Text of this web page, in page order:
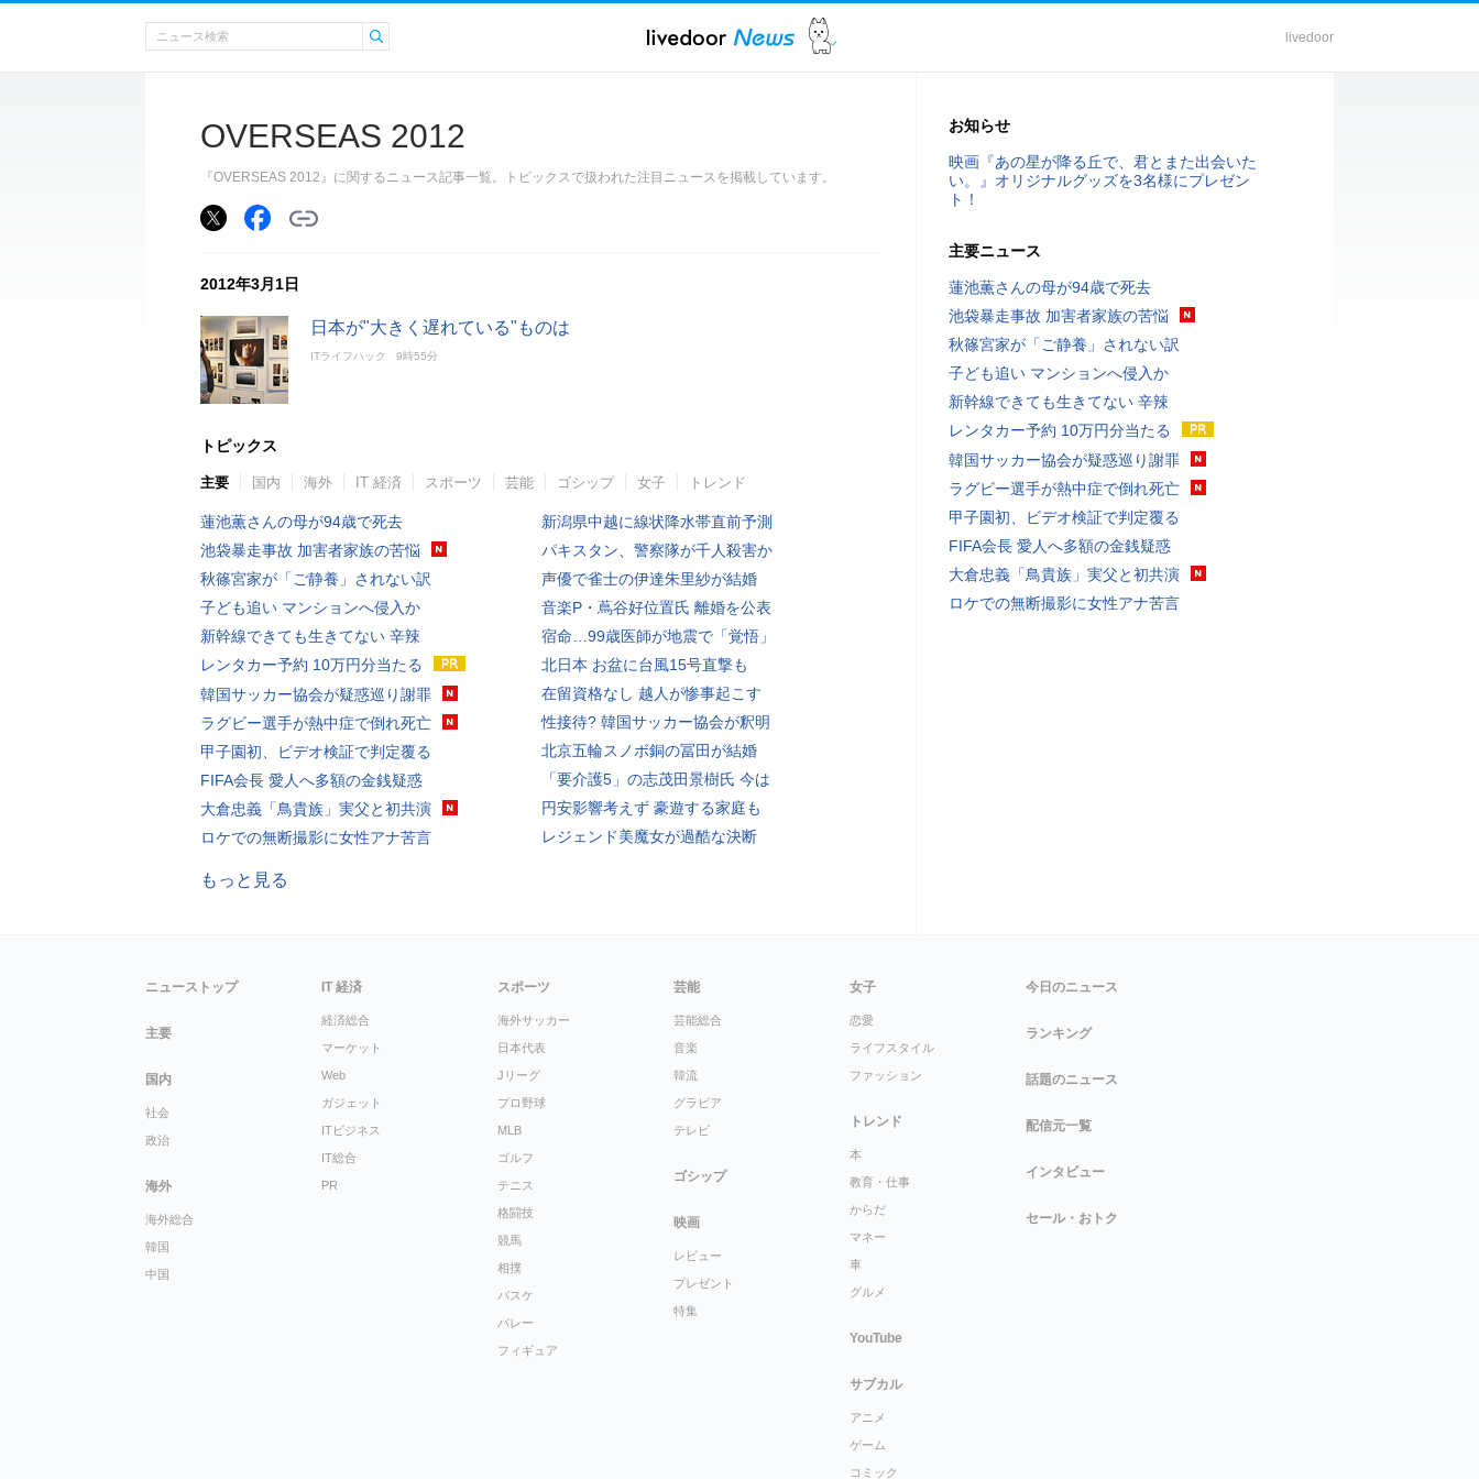
livedoor
OVERSEAS 2012
『OVERSEAS 2012』に関するニュース記事一覧。トピックスで扱われた注目ニュースを掲載しています。
2012年3月1日
日本が"大きく遅れている"ものは
ITライフハック 9時55分
トピックス
主要 国内 海外 IT 経済 スポーツ 芸能 ゴシップ 女子 トレンド
蓮池薫さんの母が94歳で死去
池袋暴走事故 加害者家族の苦悩
秋篠宮家が「ご静養」されない訳
子ども追い マンションへ侵入か
新幹線できても生きてない 辛辣
レンタカー予約 10万円分当たる
韓国サッカー協会が疑惑巡り謝罪
ラグビー選手が熱中症で倒れ死亡
甲子園初、ビデオ検証で判定覆る
FIFA会長 愛人へ多額の金銭疑惑
大倉忠義「鳥貴族」実父と初共演
ロケでの無断撮影に女性アナ苦言
新潟県中越に線状降水帯直前予測
パキスタン、警察隊が千人殺害か
声優で雀士の伊達朱里紗が結婚
音楽P・蔦谷好位置氏 離婚を公表
宿命…99歳医師が地震で「覚悟」
北日本 お盆に台風15号直撃も
在留資格なし 越人が惨事起こす
性接待? 韓国サッカー協会が釈明
北京五輪スノボ銅の冨田が結婚
「要介護5」の志茂田景樹氏 今は
円安影響考えず 豪遊する家庭も
レジェンド美魔女が過酷な決断
もっと見る
お知らせ
映画『あの星が降る丘で、君とまた出会いた
い。』オリジナルグッズを3名様にプレゼン
ト！
主要ニュース
蓮池薫さんの母が94歳で死去
池袋暴走事故 加害者家族の苦悩
秋篠宮家が「ご静養」されない訳
子ども追い マンションへ侵入か
新幹線できても生きてない 辛辣
レンタカー予約 10万円分当たる
韓国サッカー協会が疑惑巡り謝罪
ラグビー選手が熱中症で倒れ死亡
甲子園初、ビデオ検証で判定覆る
FIFA会長 愛人へ多額の金銭疑惑
大倉忠義「鳥貴族」実父と初共演
ロケでの無断撮影に女性アナ苦言
ニューストップ
主要
国内
社会
政治
海外
海外総合
韓国
中国
IT 経済
経済総合
マーケット
Web
ガジェット
ITビジネス
IT総合
PR
スポーツ
海外サッカー
日本代表
Jリーグ
プロ野球
MLB
ゴルフ
テニス
格闘技
競馬
相撲
バスケ
バレー
フィギュア
芸能
芸能総合
音楽
韓流
グラビア
テレビ
ゴシップ
映画
レビュー
プレゼント
特集
女子
恋愛
ライフスタイル
ファッション
トレンド
本
教育・仕事
からだ
マネー
車
グルメ
YouTube
サブカル
アニメ
ゲーム
コミック
今日のニュース
ランキング
話題のニュース
配信元一覧
インタビュー
セール・おトク